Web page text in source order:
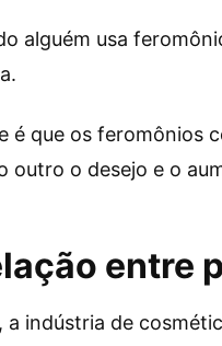
alguém usa
é que os feromônios
outro o desejo e o
entre
a indústria de